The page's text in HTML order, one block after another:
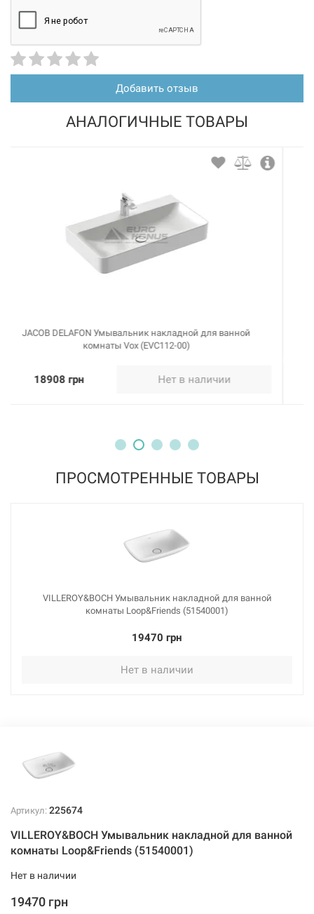
Добавить отзыв
АНАЛОГИЧНЫЕ ТОВАРЫ
VILLEROY&BOCH Умывальник накладной для ванной
комнаты Artis (41725801)
21219 грн Нет в наличии
ПРОСМОТРЕННЫЕ ТОВАРЫ
VILLEROY&BOCH Умывальник накладной для ванной
комнаты Loop&Friends (51540001)
19470 грн
Нет в наличии
Артикул: 225674
VILLEROY&BOCH Умывальник накладной для ванной
комнаты Loop&Friends (51540001)
Нет в наличии
19470 грн